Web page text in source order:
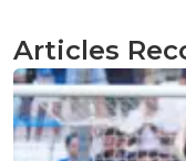
Articles